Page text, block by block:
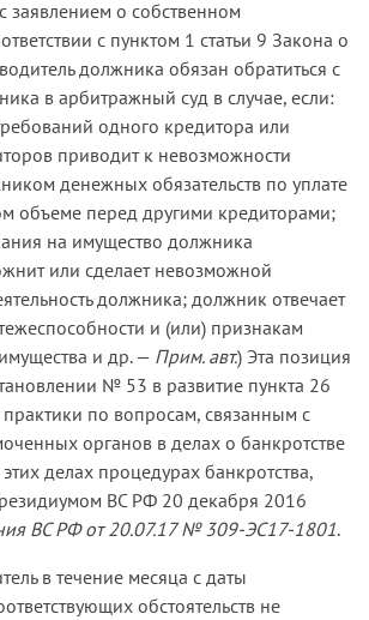
должником
долговых реестровых
в ситуации, когда не могут быть
заведомую
удовлетворения требований
от которых были скрыты
факты, и, как следствие,
убытков на стороне этих новых
введенных в заблуждение в момент
должнику исполнения.
механизмов,
защиту кредиторов, не
по вине руководителя
возникшей существенной
между объемом обязательств
его активов, является
на такого руководителя
ответственности по новым
конкурсной массы.
заявлением о собственном
с пунктом 1 статьи 9 Закона о
должника обязан обратиться с
в арбитражный суд в случае, если:
одного кредитора или
приводит к невозможности
денежных обязательств по уплате
объеме перед другими кредиторами;
на имущество должника
или сделает невозможной
должника; должник отвечает
и (или) признакам
и др. — Прим. авт.) Эта позиция
№ 53 в развитие пункта 26
по вопросам, связанным с
органов в делах о банкротстве
делах процедурах банкротства,
ВС РФ 20 декабря 2016
ВС РФ от 20.07.17 № 309-ЭС17-1801.
в течение месяца с даты
обстоятельств не